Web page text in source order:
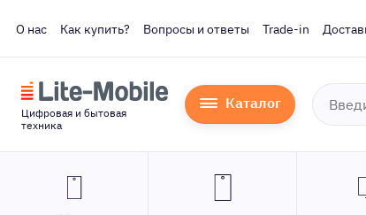
О нас Как купить? Вопросы и ответы Trade-in
Цифровая и бытовая
техника
Каталог